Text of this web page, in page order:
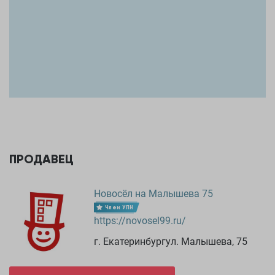
ПРОДАВЕЦ
Новосёл на Малышева 75
Член УПН
https://novosel99.ru/
г. Екатеринбургул. Малышева, 75